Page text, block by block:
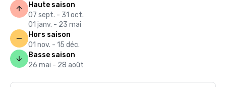
Haute saison
07 sept. - 31 oct.
01 janv. - 23 mai
Hors saison
01 nov. - 15 déc.
Basse saison
26 mai - 28 août